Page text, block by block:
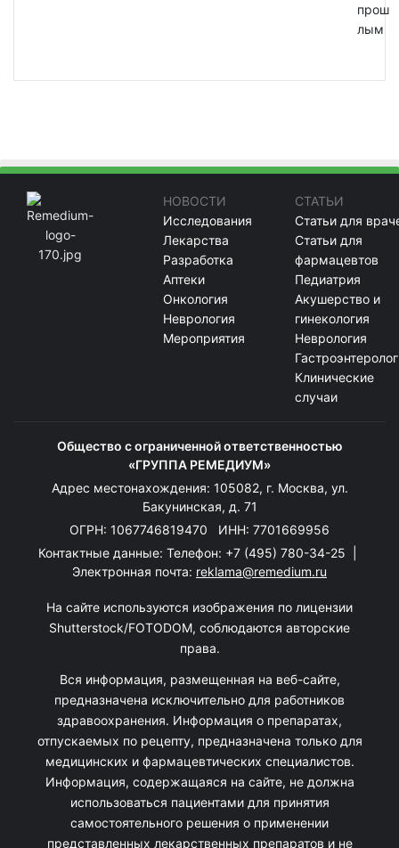
прош
лым
НОВОСТИ
Исследования
Лекарства
Разработка
Аптеки
Онкология
Неврология
Мероприятия
СТАТЬИ
Статьи для
Статьи для
фармацевтов
Педиатрия
Акушерство и
гинекология
Неврология
Клинические
случаи
Общество с ограниченной ответственностью
«ГРУППА РЕМЕДИУМ»
Адрес местонахождения: 105082, г. Москва, ул.
Бакунинская, д. 71
ОГРН: 1067746819470 ИНН: 7701669956
Контактные данные: Телефон: +7 (495) 780-34-25
Электронная почта: reklama@remedium.ru
На сайте используются изображения по лицензии
Shutterstock/FOTODOM, соблюдаются авторские
права.
Вся информация, размещенная на веб-сайте,
предназначена исключительно для работников
здравоохранения. Информация о препаратах,
отпускаемых по рецепту, предназначена только для
медицинских и фармацевтических специалистов.
Информация, содержащаяся на сайте, не должна
использоваться пациентами для принятия
самостоятельного решения о применении
представленных лекарственных препаратов и не